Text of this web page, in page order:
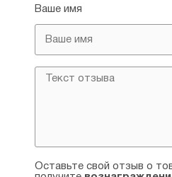
Ваше имя
Оставьте свой отзыв о